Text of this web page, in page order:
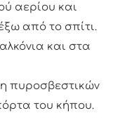
αερίου και
από το σπίτι.
και στα
πυροσβεστικών
του κήπου.